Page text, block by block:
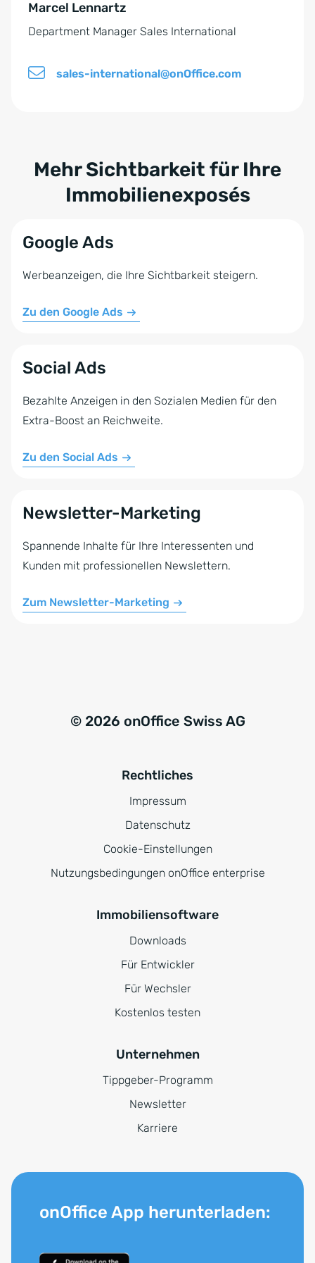
d
n
s
*
:Marcel Lennartz
Department Manager Sales International
sales-international@onOffice.com
Mehr Sichtbarkeit für Ihre
Immobilienexposés
Google Ads
Werbeanzeigen, die Ihre Sichtbarkeit steigern.
Zu den Google Ads
Social Ads
Bezahlte Anzeigen in den Sozialen Medien für den
Extra-Boost an Reichweite.
Zu den Social Ads
Newsletter-Marketing
Spannende Inhalte für Ihre Interessenten und
Kunden mit professionellen Newslettern.
Zum Newsletter-Marketing
© 2026 onOffice Swiss AG
Rechtliches
Impressum
Datenschutz
Cookie-Einstellungen
Nutzungsbedingungen onOffice enterprise
Immobiliensoftware
Downloads
Für Entwickler
Für Wechsler
Kostenlos testen
Unternehmen
Tippgeber-Programm
Newsletter
Karriere
onOffice App herunterladen: